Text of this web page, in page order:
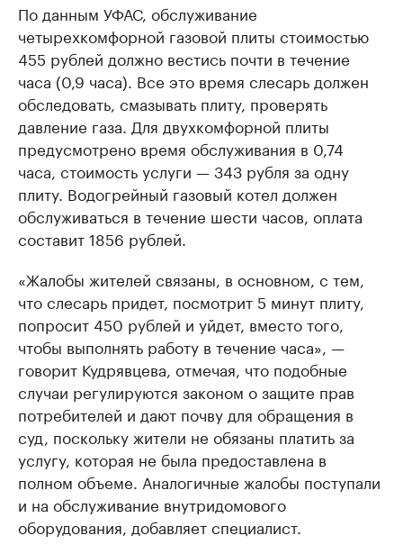
По данным УФАС, обслуживание
четырехкомфорной газовой плиты стоимостью
455 рублей должно вестись почти в течение
часа (0,9 часа). Все это время слесарь должен
обследовать, смазывать плиту, проверять
давление газа. ​Для двухкомфорной плиты
предусмотрено время обслуживания в 0,74
часа, стоимость услуги — 343 рубля за одну
плиту. Водогрейный газовый котел должен
обслуживаться в течение шести часов, оплата
составит 1856 рублей.
«Жалобы жителей связаны, в основном, с тем,
что слесарь придет, посмотрит 5 минут плиту,
попросит 450 рублей и уйдет, вместо того,
чтобы выполнять работу в течение часа», —
говорит Кудрявцева, отмечая, что подобные
случаи регулируются законом о защите прав
потребителей и дают почву для обращения в
суд, поскольку жители не обязаны платить за
услугу, которая не была предоставлена в
полном объеме. Аналогичные жалобы поступали
и на обслуживание внутридомового
оборудования, добавляет специалист.